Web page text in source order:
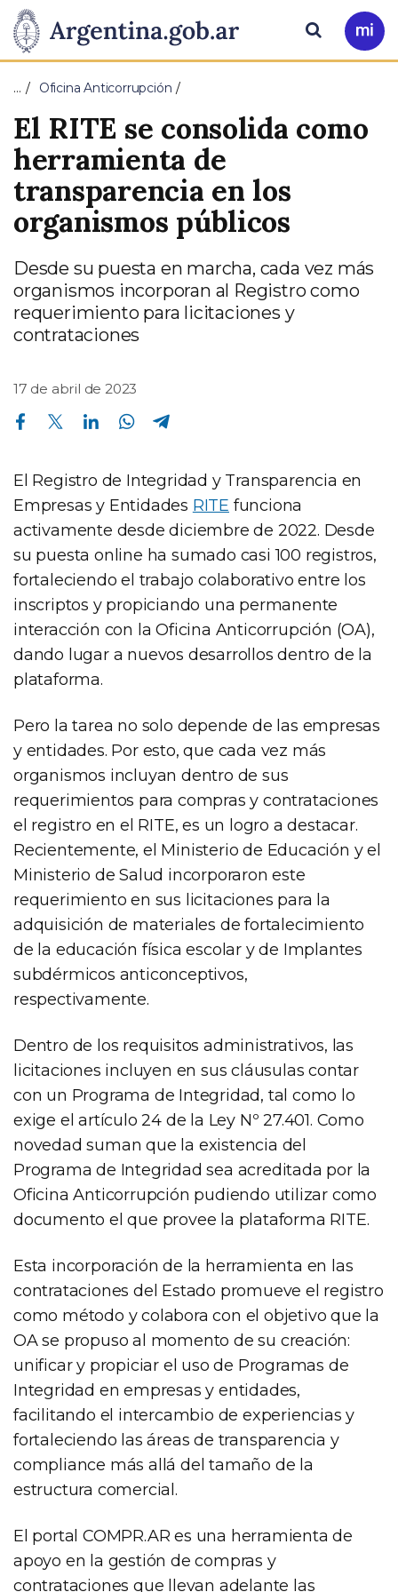
Presidencia
de
la
Nación
Pasar al contenido principal
Ir
a
Buscar
… Oficina Anticorrupción
El RITE se consolida como
herramienta de
transparencia en los
organismos públicos
Desde su puesta en marcha, cada vez más
organismos incorporan al Registro como
requerimiento para licitaciones y
contrataciones
17 de abril de 2023
Compartir en Facebook Compartir en Twitter Compartir en Linkedin Compartir en Whatsapp
El Registro de Integridad y Transparencia en
Empresas y Entidades RITE funciona
activamente desde diciembre de 2022. Desde
su puesta online ha sumado casi 100 registros,
fortaleciendo el trabajo colaborativo entre los
inscriptos y propiciando una permanente
interacción con la Oficina Anticorrupción (OA),
dando lugar a nuevos desarrollos dentro de la
plataforma.
Pero la tarea no solo depende de las empresas
y entidades. Por esto, que cada vez más
organismos incluyan dentro de sus
requerimientos para compras y contrataciones
el registro en el RITE, es un logro a destacar.
Recientemente, el Ministerio de Educación y el
Ministerio de Salud incorporaron este
requerimiento en sus licitaciones para la
adquisición de materiales de fortalecimiento
de la educación física escolar y de Implantes
subdérmicos anticonceptivos,
respectivamente.
Dentro de los requisitos administrativos, las
licitaciones incluyen en sus cláusulas contar
con un Programa de Integridad, tal como lo
exige el artículo 24 de la Ley Nº 27.401. Como
novedad suman que la existencia del
Programa de Integridad sea acreditada por la
Oficina Anticorrupción pudiendo utilizar como
documento el que provee la plataforma RITE.
Esta incorporación de la herramienta en las
contrataciones del Estado promueve el registro
como método y colabora con el objetivo que la
OA se propuso al momento de su creación:
unificar y propiciar el uso de Programas de
Integridad en empresas y entidades,
facilitando el intercambio de experiencias y
fortaleciendo las áreas de transparencia y
compliance más allá del tamaño de la
estructura comercial.
El portal COMPR.AR es una herramienta de
apoyo en la gestión de compras y
contrataciones que llevan adelante las